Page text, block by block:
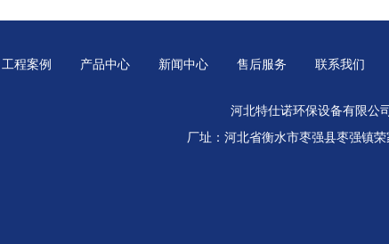
工程案例 产品中心 新闻中心 售后服务 联系我们
河北特仕诺环保设备有限公司
厂址：河北省衡水市枣强县枣强镇